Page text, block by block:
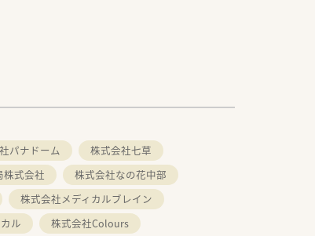
パナドーム
株式会社七草
株式会社
株式会社なの花中部
株式会社メディカルブレイン
ル
株式会社Colours